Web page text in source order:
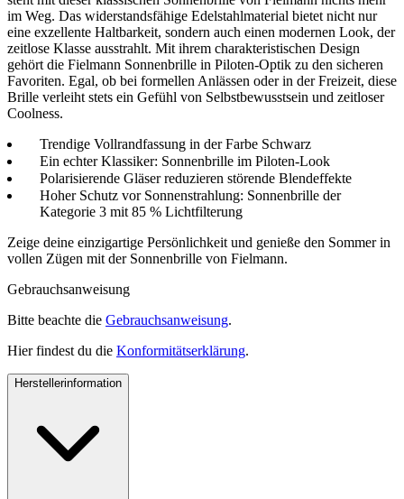
im Weg. Das widerstandsfähige Edelstahlmaterial bietet nicht nur
eine exzellente Haltbarkeit, sondern auch einen modernen Look, der
zeitlose Klasse ausstrahlt. Mit ihrem charakteristischen Design
gehört die Fielmann Sonnenbrille in Piloten-Optik zu den sicheren
Favoriten. Egal, ob bei formellen Anlässen oder in der Freizeit, diese
Brille verleiht stets ein Gefühl von Selbstbewusstsein und zeitloser
Coolness.
Trendige Vollrandfassung in der Farbe Schwarz
Ein echter Klassiker: Sonnenbrille im Piloten-Look
Polarisierende Gläser reduzieren störende Blendeffekte
Hoher Schutz vor Sonnenstrahlung: Sonnenbrille der
Kategorie 3 mit 85 % Lichtfilterung
Zeige deine einzigartige Persönlichkeit und genieße den Sommer in
vollen Zügen mit der Sonnenbrille von Fielmann.
Gebrauchsanweisung
Bitte beachte die Gebrauchsanweisung.
Hier findest du die Konformitätserklärung.
Herstellerinformation